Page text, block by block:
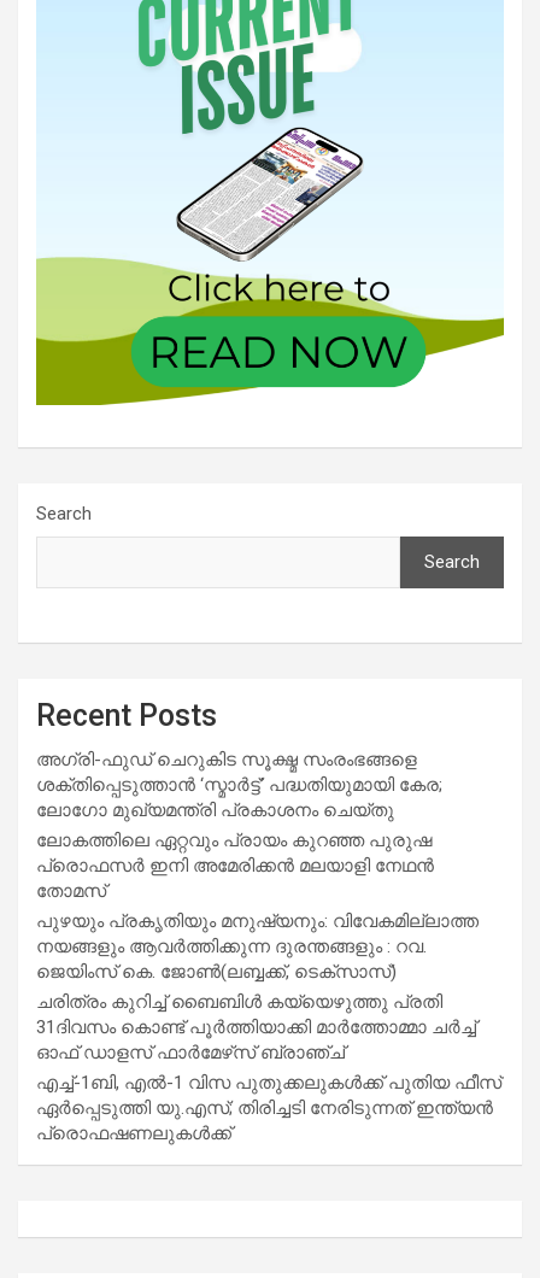
Search
Search
Recent Posts
അഗ്രി-ഫുഡ് ചെറുകിട സൂക്ഷ്മ സംരംഭങ്ങളെ
ശക്തിപ്പെടുത്താന്‍ ‘സ്മാര്‍ട്ട്’ പദ്ധതിയുമായി കേര;
ലോഗോ മുഖ്യമന്ത്രി പ്രകാശനം ചെയ്തു
ലോകത്തിലെ ഏറ്റവും പ്രായം കുറഞ്ഞ പുരുഷ
പ്രൊഫസർ ഇനി അമേരിക്കൻ മലയാളി നേഥൻ
തോമസ്
പുഴയും പ്രകൃതിയും മനുഷ്യനും: വിവേകമില്ലാത്ത
നയങ്ങളും ആവർത്തിക്കുന്ന ദുരന്തങ്ങളും : റവ.
ജെയിംസ് കെ. ജോൺ(ലബ്ബക്ക്, ടെക്സാസ്)
ചരിത്രം കുറിച്ച് ബൈബിൾ കയ്യെഴുത്തു പ്രതി
31ദിവസം കൊണ്ട് പൂർത്തിയാക്കി മാർത്തോമ്മാ ചർച്ച്
ഓഫ് ഡാളസ് ഫാർമേഴ്‌സ് ബ്രാഞ്ച്
എച്ച്-1ബി, എൽ-1 വിസ പുതുക്കലുകൾക്ക് പുതിയ ഫീസ്
ഏർപ്പെടുത്തി യു.എസ്; തിരിച്ചടി നേരിടുന്നത് ഇന്ത്യൻ
പ്രൊഫഷണലുകൾക്ക്